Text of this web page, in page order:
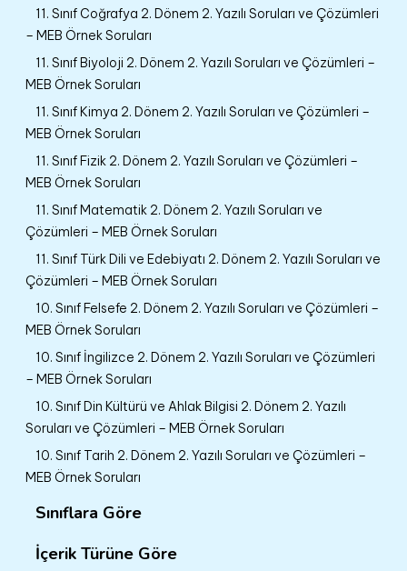
11. Sınıf Coğrafya 2. Dönem 2. Yazılı Soruları ve Çözümleri
– MEB Örnek Soruları
11. Sınıf Biyoloji 2. Dönem 2. Yazılı Soruları ve Çözümleri –
MEB Örnek Soruları
11. Sınıf Kimya 2. Dönem 2. Yazılı Soruları ve Çözümleri –
MEB Örnek Soruları
11. Sınıf Fizik 2. Dönem 2. Yazılı Soruları ve Çözümleri –
MEB Örnek Soruları
11. Sınıf Matematik 2. Dönem 2. Yazılı Soruları ve
Çözümleri – MEB Örnek Soruları
11. Sınıf Türk Dili ve Edebiyatı 2. Dönem 2. Yazılı Soruları ve
Çözümleri – MEB Örnek Soruları
10. Sınıf Felsefe 2. Dönem 2. Yazılı Soruları ve Çözümleri –
MEB Örnek Soruları
10. Sınıf İngilizce 2. Dönem 2. Yazılı Soruları ve Çözümleri
– MEB Örnek Soruları
10. Sınıf Din Kültürü ve Ahlak Bilgisi 2. Dönem 2. Yazılı
Soruları ve Çözümleri – MEB Örnek Soruları
10. Sınıf Tarih 2. Dönem 2. Yazılı Soruları ve Çözümleri –
MEB Örnek Soruları
Sınıflara Göre
İçerik Türüne Göre